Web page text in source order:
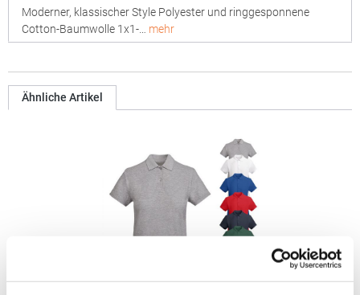
Moderner, klassischer Style Polyester und ringgesponnene
Cotton-Baumwolle 1x1-… mehr
Ähnliche Artikel